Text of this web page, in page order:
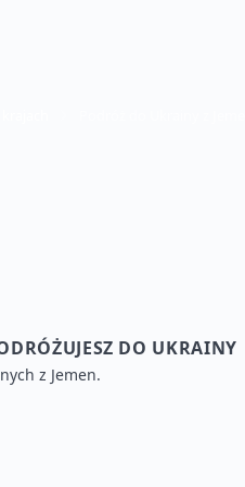
DO UKRAINY
z Jemen.